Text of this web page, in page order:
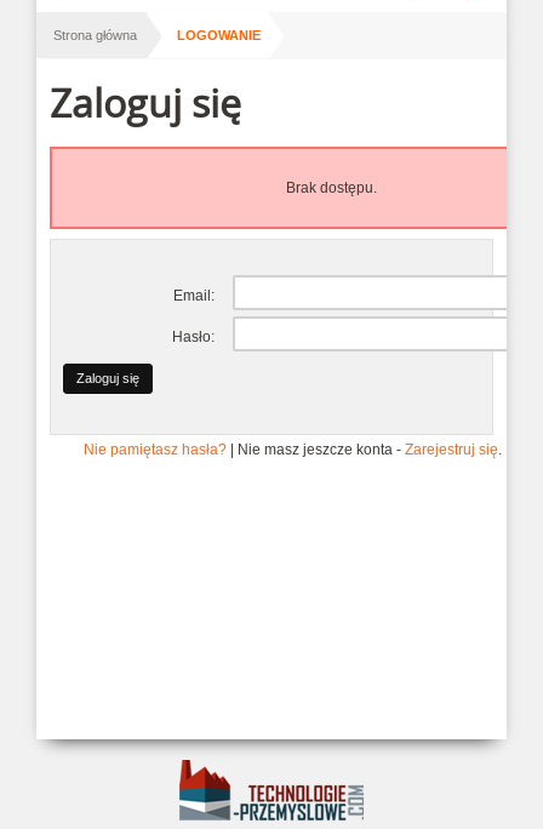
Strona główna LOGOWANIE
Zaloguj się
Brak dostępu.
Email:
Hasło:
Nie pamiętasz hasła?| Nie masz jeszcze konta - Zarejestruj się.